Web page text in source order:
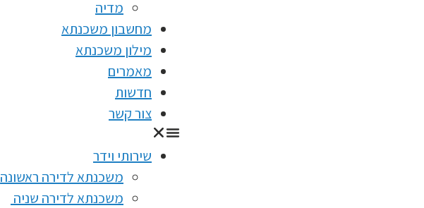
מדיה
מחשבון משכנתא
מילון משכנתא
מאמרים
חדשות
צור קשר
שירותי וידר
משכנתא לדירה ראשונה
משכנתא לדירה שניה